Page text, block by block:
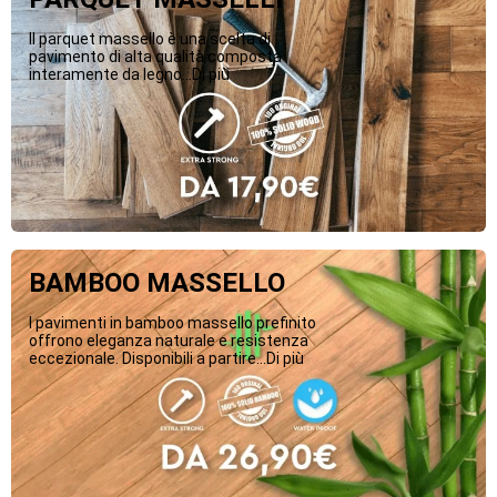
Il parquet massello è una scelta di
pavimento di alta qualità composta
interamente da legno...Di più
BAMBOO MASSELLO
I pavimenti in bamboo massello prefinito
offrono eleganza naturale e resistenza
eccezionale. Disponibili a partire...Di più